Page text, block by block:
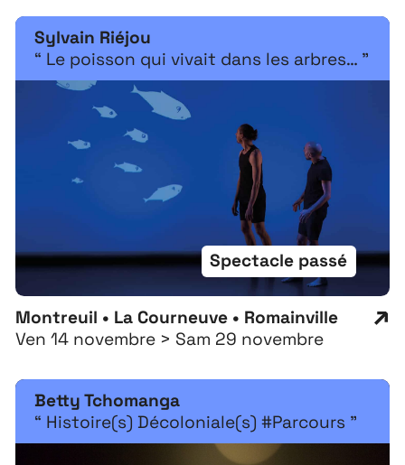
Montreuil • La Courneuve • Romainville
Ven 14 novembre > Sam 29 novembre
Spectacle passé
Sylvain Riéjou
“ Le poisson qui vivait dans les arbres… ”
Betty Tchomanga
“ Histoire(s) Décoloniale(s) #Parcours ”